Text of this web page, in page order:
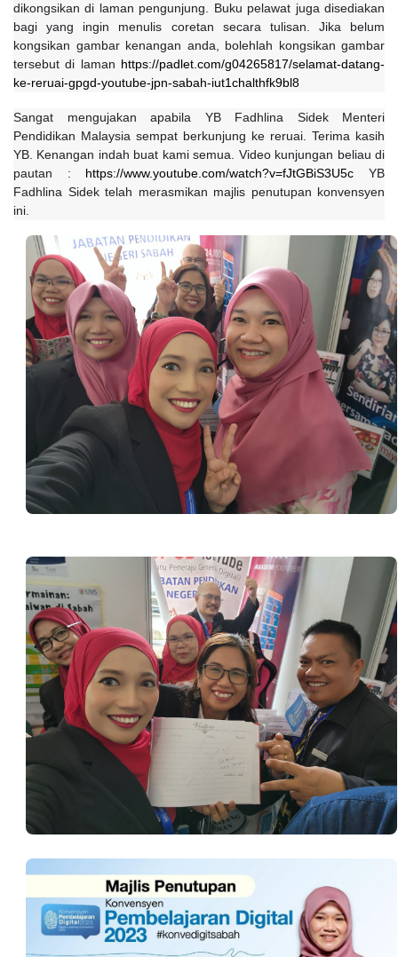
dikongsikan di laman pengunjung. Buku pelawat juga disediakan
bagi yang ingin menulis coretan secara tulisan. Jika belum
kongsikan gambar kenangan anda, bolehlah kongsikan gambar
tersebut di laman https://padlet.com/g04265817/selamat-datang-
ke-reruai-gpgd-youtube-jpn-sabah-iut1chalthfk9bl8
Sangat mengujakan apabila YB Fadhlina Sidek Menteri
Pendidikan Malaysia sempat berkunjung ke reruai. Terima kasih
YB. Kenangan indah buat kami semua. Video kunjungan beliau di
pautan : https://www.youtube.com/watch?v=fJtGBiS3U5c YB
Fadhlina Sidek telah merasmikan majlis penutupan konvensyen
ini.